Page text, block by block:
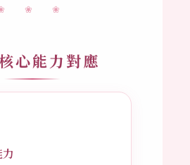
❀ ❀
心能力對應